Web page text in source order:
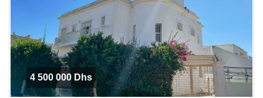
4 500 000 Dhs